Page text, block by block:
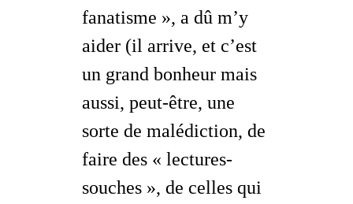
fanatisme », a dû m’y
aider (il arrive, et c’est
un grand bonheur mais
aussi, peut-être, une
sorte de malédiction, de
faire des « lectures-
souches », de celles qui